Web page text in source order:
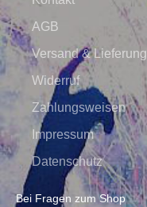
AGB
Versand & Lieferung
Widerruf
Zahlungsweisen
Impressum
Datenschutz
Bei Fragen zum Shop